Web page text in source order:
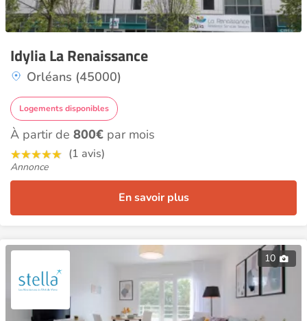
Idylia La Renaissance
Orléans (45000)
Logements disponibles
À partir de 800€ par mois
(1 avis)
Annonce
En savoir plus
10